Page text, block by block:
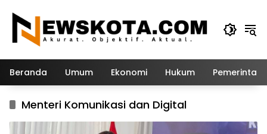
konten
Beranda Umum Ekonomi Hukum
Menteri Komunikasi dan Digital